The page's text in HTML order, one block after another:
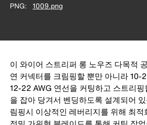
PNG
1009.png
이 와이어 스트리퍼 롱 노우즈 다목적
연 커넥터를 크림핑할 뿐만 아니라 10-
12-22 AWG 연선을 커팅하고 스트리
을 잡아 당겨서 벤딩하도록 설계되어
림핑시 이상적인 레버리지를 위해 최